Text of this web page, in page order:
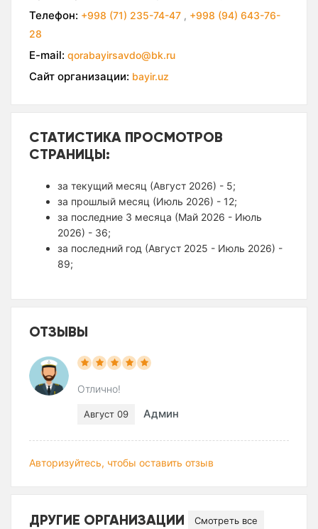
Телефон: +998 (71) 235-74-47 , +998 (94) 643-76-
28
E-mail: qorabayirsavdo@bk.ru
Сайт организации: bayir.uz
СТАТИСТИКА ПРОСМОТРОВ
СТРАНИЦЫ:
за текущий месяц (Август 2026) - 5;
за прошлый месяц (Июль 2026) - 12;
за последние 3 месяца (Май 2026 - Июль
2026) - 36;
за последний год (Август 2025 - Июль 2026) -
89;
ОТЗЫВЫ
Отлично!
Август 09 Админ
Авторизуйтесь, чтобы оставить отзыв
ДРУГИЕ ОРГАНИЗАЦИИ Смотреть все